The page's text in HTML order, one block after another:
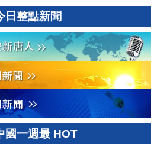
日整點新聞
國一週最 HOT